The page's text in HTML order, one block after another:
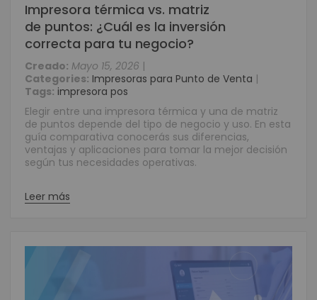
Impresora térmica vs. matriz
de puntos: ¿Cuál es la inversión
correcta para tu negocio?
Creado: Mayo 15, 2026 |
Categories: Impresoras para Punto de Venta |
Tags: impresora pos
Elegir entre una impresora térmica y una de matriz
de puntos depende del tipo de negocio y uso. En esta
guía comparativa conocerás sus diferencias,
ventajas y aplicaciones para tomar la mejor decisión
según tus necesidades operativas.
Leer más